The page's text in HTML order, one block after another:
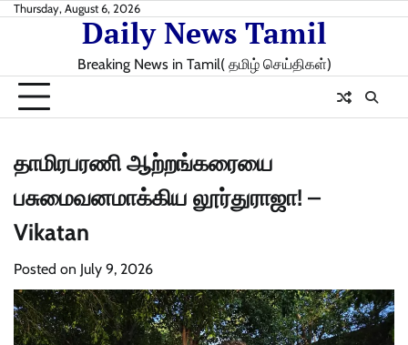
SkipThursday, August 6, 2026
Daily News Tamil
Breaking News in Tamil( தமிழ் செய்திகள்)
தாமிரபரணி ஆற்றங்கரையை
பசுமைவனமாக்கிய லூர்துராஜா! –
Vikatan
Posted on July 9, 2026